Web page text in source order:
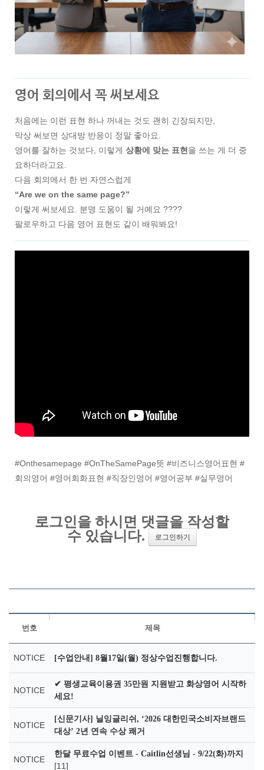
영어 회의에서 꼭 써보세요
처음에는 이런 표현 하나 꺼내는 것도 괜히 긴장되지만,
막상 써보면 상대방 반응이 정말 좋아요.
영어를 잘하는 것보다, 이렇게 상황에 맞는 표현을 쓰는 게 더 중
요하더라고요.
다음 회의에서 한 번 자연스럽게
“Are we on the same page?”
이렇게 써보세요. 분명 도움이 될 거예요 ????
팔로우하고 다음 영어 표현도 같이 배워봐요!
#Onthesamepage #OnTheSamePage뜻 #비즈니스영어표현 #
회의영어 #영어회화표현 #직장인영어 #영어공부 #실무영어